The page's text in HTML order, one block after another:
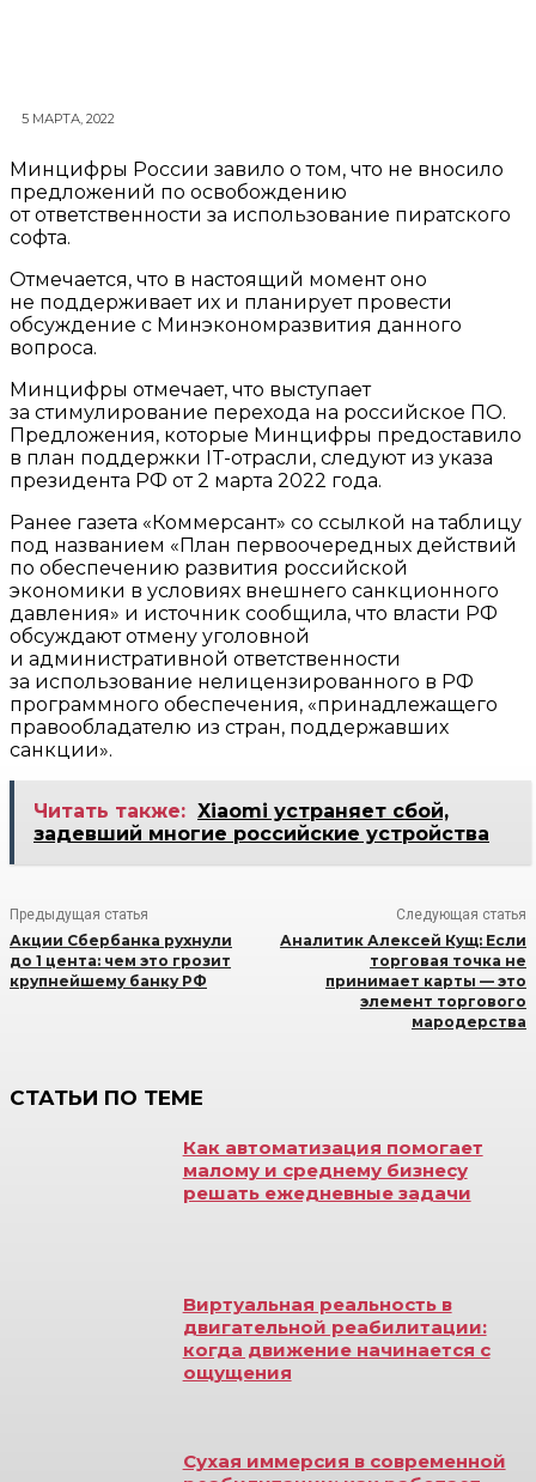
5 МАРТА, 2022
Минцифры России завило о том, что не вносило
предложений по освобождению
от ответственности за использование пиратского
софта.
Отмечается, что в настоящий момент оно
не поддерживает их и планирует провести
обсуждение с Минэкономразвития данного
вопроса.
Минцифры отмечает, что выступает
за стимулирование перехода на российское ПО.
Предложения, которые Минцифры предоставило
в план поддержки IT-отрасли, следуют из указа
президента РФ от 2 марта 2022 года.
Ранее газета «Коммерсант» со ссылкой на таблицу
под названием «План первоочередных действий
по обеспечению развития российской
экономики в условиях внешнего санкционного
давления» и источник сообщила, что власти РФ
обсуждают отмену уголовной
и административной ответственности
за использование нелицензированного в РФ
программного обеспечения, «принадлежащего
правообладателю из стран, поддержавших
санкции».
Читать также: Xiaomi устраняет сбой,
задевший многие российские устройства
Предыдущая статья
Акции Сбербанка рухнули
до 1 цента: чем это грозит
крупнейшему банку РФ
Следующая статья
Аналитик Алексей Кущ: Если
торговая точка не
принимает карты — это
элемент торгового
мародерства
СТАТЬИ ПО ТЕМЕ
Как автоматизация помогает
малому и среднему бизнесу
решать ежедневные задачи
Виртуальная реальность в
двигательной реабилитации:
когда движение начинается с
ощущения
Сухая иммерсия в современной